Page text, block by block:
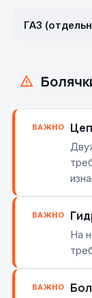
ГАЗ
ВАЖНО
ВАЖНО
На
ВАЖНО